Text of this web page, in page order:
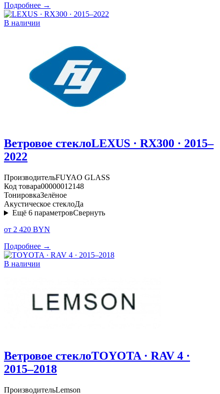
Подробнее →
В наличии
Ветровое стеклоLEXUS · RX300 · 2015–
2022
ПроизводительFUYAO GLASS
Код товара00000012148
ТонировкаЗелёное
Акустическое стеклоДа
Ещё 6 параметровСвернуть
от 2 420 BYN
Подробнее →
В наличии
Ветровое стеклоTOYOTA · RAV 4 ·
2015–2018
ПроизводительLemson